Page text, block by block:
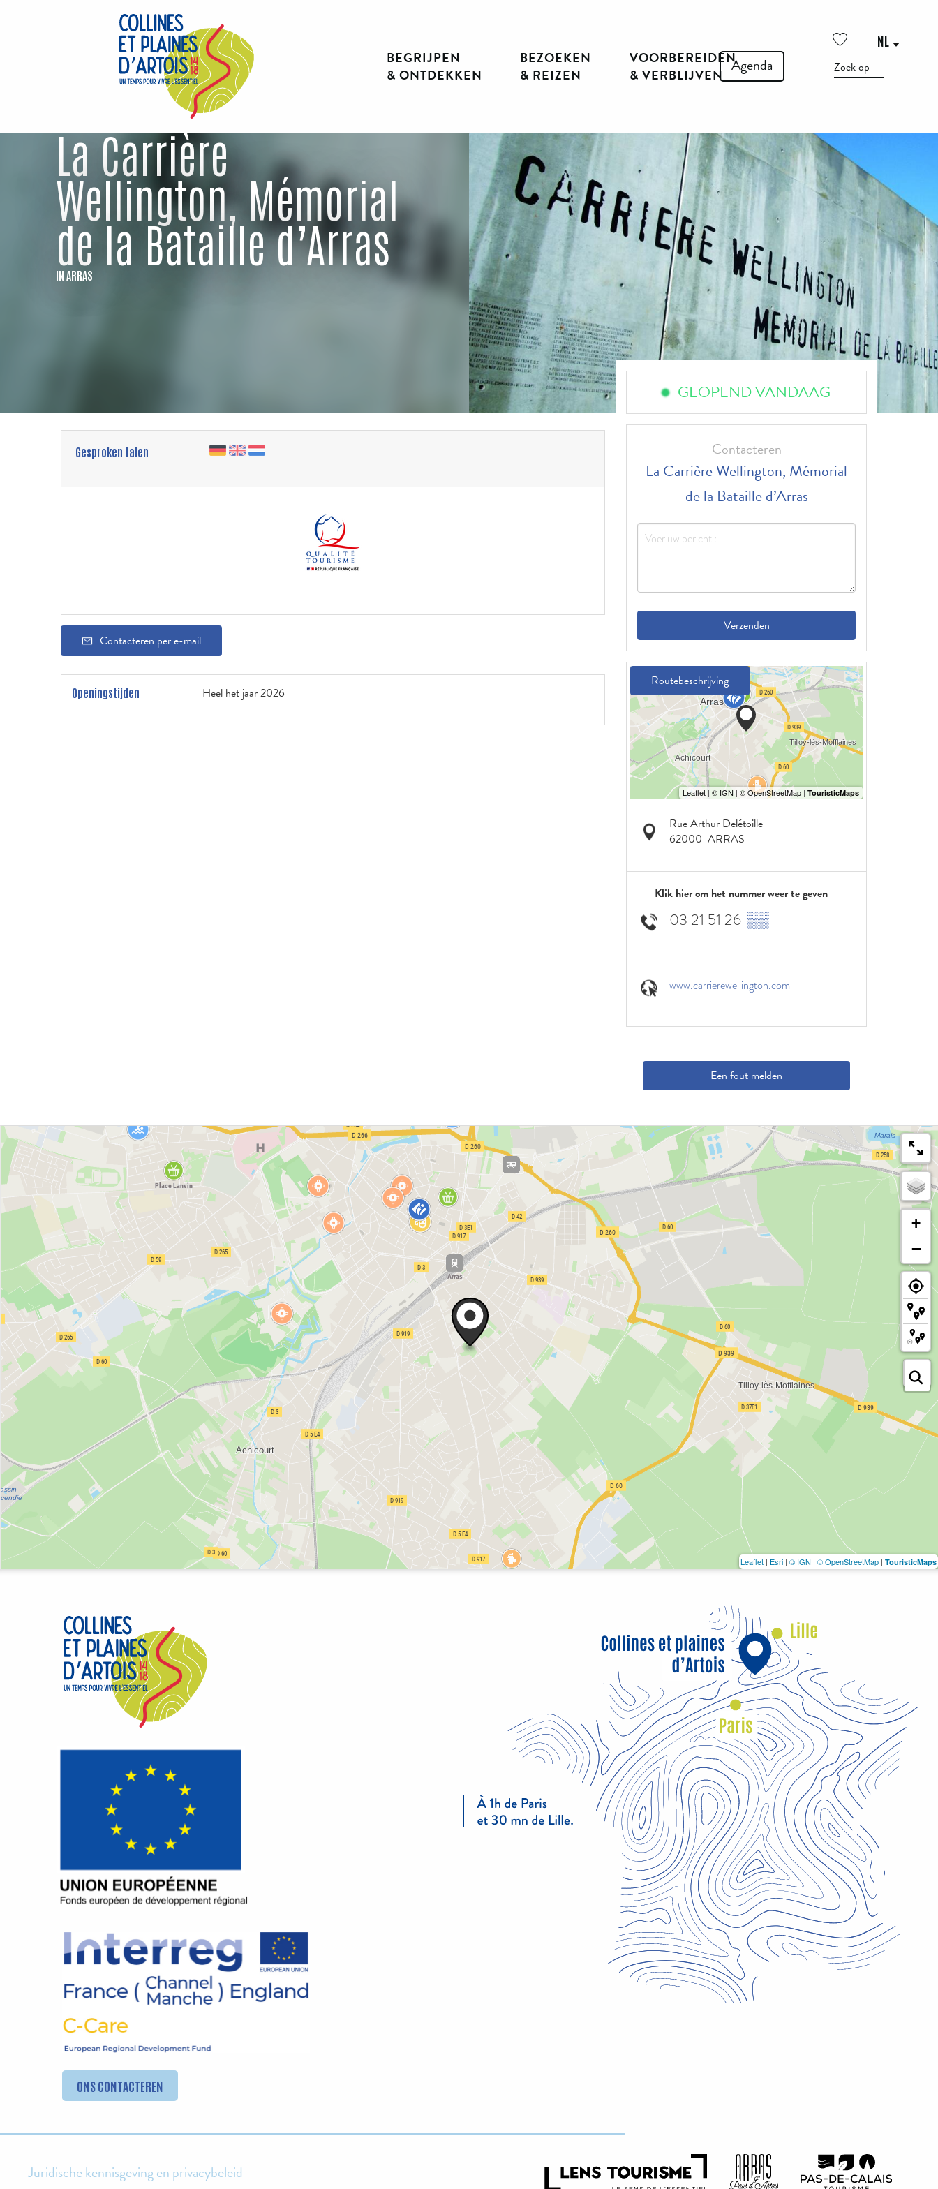
Agenda Voir les favoris
NL
BEGRIJPEN
& ONTDEKKEN
BEZOEKEN
& REIZEN
VOORBEREIDEN
& VERBLIJVEN
La Carrière
Wellington, Mémorial
de la Bataille d’Arras
IN ARRAS
Gesproken talen
Contacteren per e-mail
Openingstijden Heel het jaar 2026
GEOPEND VANDAAG
Contacteren
La Carrière Wellington, Mémorial
de la Bataille d’Arras
Verzenden
Routebeschrijving
Rue Arthur Delétoille
62000 ARRAS
Klik hier om het nummer weer te geven
03 21 51 26 ▒▒
www.carrierewellington.com
Een fout melden
+
−
Leaflet | Esri | © IGN | © OpenStreetMap | TouristicMaps
ONS CONTACTEREN
Juridische kennisgeving en privacybeleid